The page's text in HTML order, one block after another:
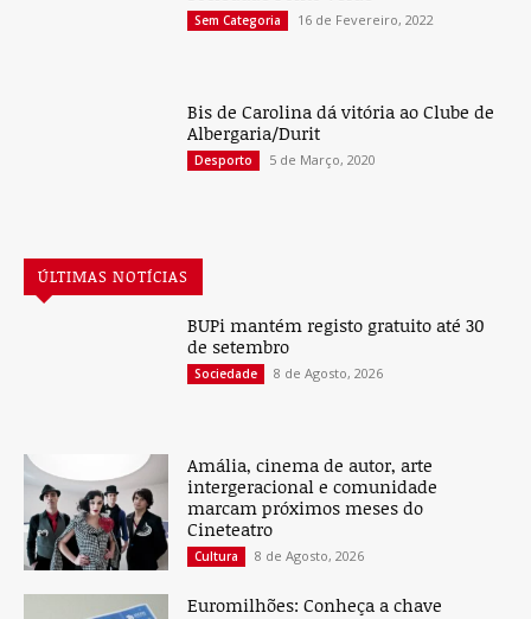
Sem Categoria 16 de Fevereiro, 2022
Bis de Carolina dá vitória ao Clube de
Albergaria/Durit
Desporto 5 de Março, 2020
ÚLTIMAS NOTÍCIAS
BUPi mantém registo gratuito até 30
de setembro
Sociedade 8 de Agosto, 2026
Amália, cinema de autor, arte
intergeracional e comunidade
marcam próximos meses do
Cineteatro
Cultura 8 de Agosto, 2026
Euromilhões: Conheça a chave